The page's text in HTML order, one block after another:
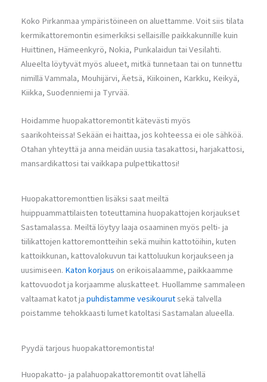
Koko Pirkanmaa ympäristöineen on aluettamme. Voit siis tilata
kermikattoremontin esimerkiksi sellaisille paikkakunnille kuin
Huittinen, Hämeenkyrö, Nokia, Punkalaidun tai Vesilahti.
Alueelta löytyvät myös alueet, mitkä tunnetaan tai on tunnettu
nimillä Vammala, Mouhijärvi, Äetsä, Kiikoinen, Karkku, Keikyä,
Kiikka, Suodenniemi ja Tyrvää.
Hoidamme huopakattoremontit kätevästi myös
saarikohteissa! Sekään ei haittaa, jos kohteessa ei ole sähköä.
Otahan yhteyttä ja anna meidän uusia tasakattosi, harjakattosi,
mansardikattosi tai vaikkapa pulpettikattosi!
Huopakattoremonttien lisäksi saat meiltä
huippuammattilaisten toteuttamina huopakattojen korjaukset
Sastamalassa. Meiltä löytyy laaja osaaminen myös pelti- ja
tiilikattojen kattoremontteihin sekä muihin kattotöihin, kuten
kattoikkunan, kattovalokuvun tai kattoluukun korjaukseen ja
uusimiseen. Katon korjaus on erikoisalaamme, paikkaamme
kattovuodot ja korjaamme aluskatteet. Huollamme sammaleen
valtaamat katot japuhdistamme vesikourutsekä talvella
poistamme tehokkaasti lumet katoltasi Sastamalan alueella.
Pyydä tarjous huopakattoremontista!
Huopakatto- ja palahuopakattoremontit ovat lähellä